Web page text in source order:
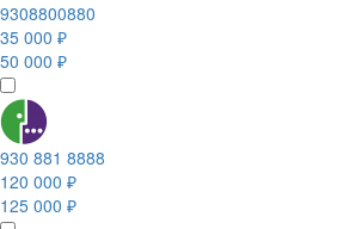
9308800880
35 000 ₽
50 000 ₽
930 881 8888
120 000 ₽
125 000 ₽